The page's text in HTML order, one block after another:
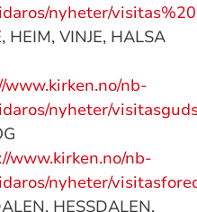
nyheter/
HEIM, VINJE, HALSA
www.kirken.no/nb-
nyheter/
www.kirken.no/nb-
nyheter/
HESSDALEN,